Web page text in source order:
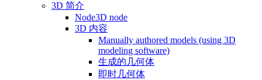
3D 简介
Node3D node
3D 内容
Manually authored models (using 3D
modeling software)
生成的几何体
即时几何体